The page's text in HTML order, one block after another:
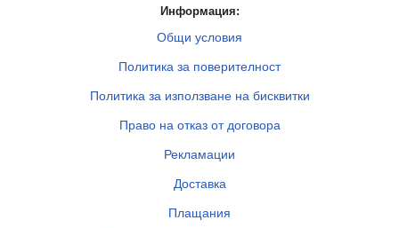
Информация:
Общи условия
Политика за поверителност
Политика за използване на бисквитки
Право на отказ от договора
Рекламации
Доставка
Плащания